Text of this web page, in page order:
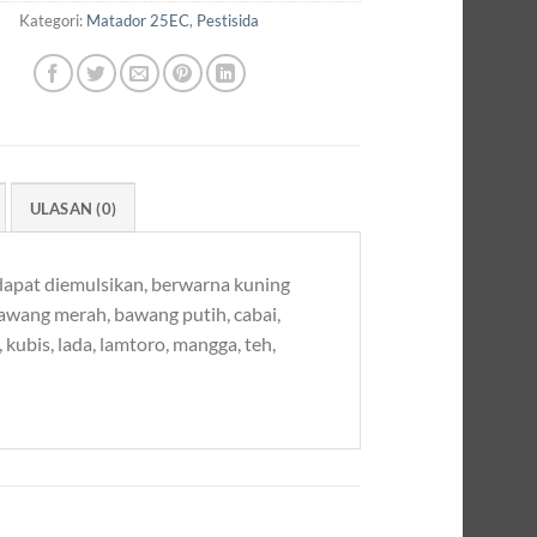
Kategori: Matador 25EC, Pestisida
ULASAN (0)
diemulsikan, berwarna kuning
merah, bawang putih, cabai,
lada, lamtoro, mangga, teh,